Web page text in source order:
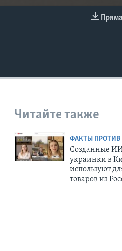
Читайте также
ФАКТЫ ПРОТИВ
Созданные
украинки в
используют
товаров из